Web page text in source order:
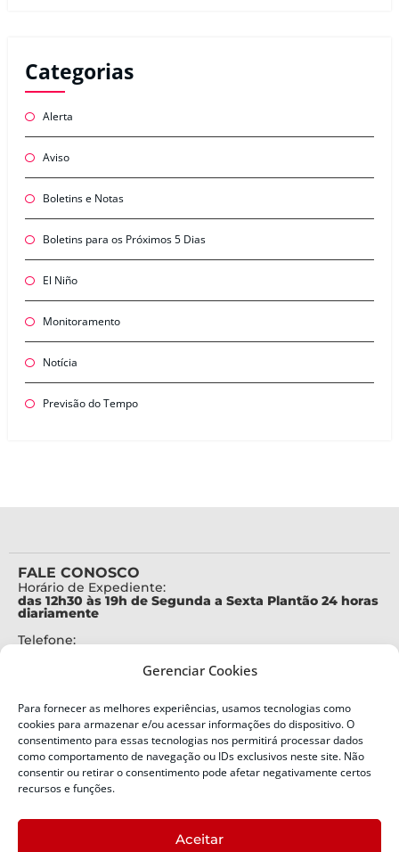
Gerenciar Cookies
Para fornecer as melhores experiências, usamos tecnologias como
cookies para armazenar e/ou acessar informações do dispositivo. O
consentimento para essas tecnologias nos permitirá processar dados
como comportamento de navegação ou IDs exclusivos neste site. Não
consentir ou retirar o consentimento pode afetar negativamente certos
recursos e funções.
Aceitar
Categorias
Alerta
Aviso
Boletins e Notas
Boletins para os Próximos 5 Dias
El Niño
Monitoramento
Notícia
Previsão do Tempo
FALE CONOSCO
Horário de Expediente:
das 12h30 às 19h de Segunda a Sexta Plantão 24 horas
diariamente
Telefone:
Alertas Defesa Civil:
SMS 40199
ENDEREÇO
Defesa Civil do Estado de Santa Catarina
Bairro:
Capoeiras, Florianópolis, SC